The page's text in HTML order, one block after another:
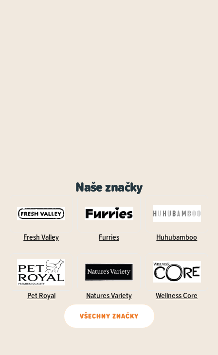
Naše značky
Fresh Valley Furries Huhubamboo
Pet Royal Natures Variety Wellness Core
VŠECHNY ZNAČKY